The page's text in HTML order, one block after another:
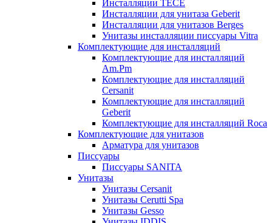
Инсталляции TECE
Инсталляции для унитаза Geberit
Инсталляции для унитазов Berges
Унитазы инсталляции писсуары Vitra
Комплектующие для инсталляций
Комплектующие для инсталляций
Am.Pm
Комплектующие для инсталляций
Cersanit
Комплектующие для инсталляций
Geberit
Комплектующие для инсталляций Roca
Комплектующие для унитазов
Арматура для унитазов
Писсуары
Писсуары SANITA
Унитазы
Унитазы Cersanit
Унитазы Cerutti Spa
Унитазы Gesso